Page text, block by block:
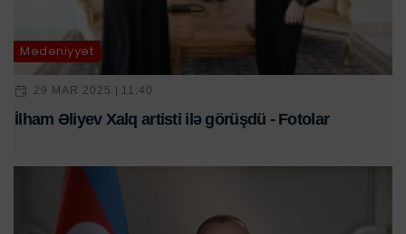
Mədəniyyət
29 MAR 2025 | 11:40
İlham Əliyev Xalq artisti ilə görüşdü - Fotolar